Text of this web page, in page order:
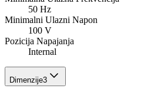
50 Hz
Minimalni Ulazni Napon
100 V
Pozicija Napajanja
Internal
Dimenzije3